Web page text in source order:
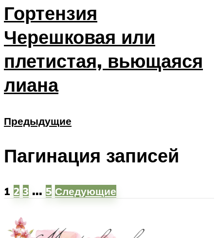
Гортензия
Черешковая или
плетистая, вьющаяся
лиана
Предыдущие
Пагинация записей
1 2 3 … 5 Следующие